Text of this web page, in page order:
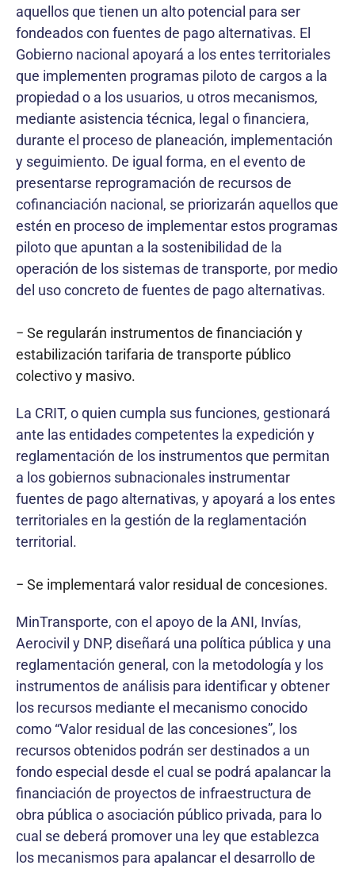
aquellos que tienen un alto potencial para ser
fondeados con fuentes de pago alternativas. El
Gobierno nacional apoyará a los entes territoriales
que implementen programas piloto de cargos a la
propiedad o a los usuarios, u otros mecanismos,
mediante asistencia técnica, legal o financiera,
durante el proceso de planeación, implementación
y seguimiento. De igual forma, en el evento de
presentarse reprogramación de recursos de
cofinanciación nacional, se priorizarán aquellos que
estén en proceso de implementar estos programas
piloto que apuntan a la sostenibilidad de la
operación de los sistemas de transporte, por medio
del uso concreto de fuentes de pago alternativas.
− Se regularán instrumentos de financiación y
estabilización tarifaria de transporte público
colectivo y masivo.
La CRIT, o quien cumpla sus funciones, gestionará
ante las entidades competentes la expedición y
reglamentación de los instrumentos que permitan
a los gobiernos subnacionales instrumentar
fuentes de pago alternativas, y apoyará a los entes
territoriales en la gestión de la reglamentación
territorial.
− Se implementará valor residual de concesiones.
MinTransporte, con el apoyo de la ANI, Invías,
Aerocivil y DNP, diseñará una política pública y una
reglamentación general, con la metodología y los
instrumentos de análisis para identificar y obtener
los recursos mediante el mecanismo conocido
como “Valor residual de las concesiones”, los
recursos obtenidos podrán ser destinados a un
fondo especial desde el cual se podrá apalancar la
financiación de proyectos de infraestructura de
obra pública o asociación público privada, para lo
cual se deberá promover una ley que establezca
los mecanismos para apalancar el desarrollo de